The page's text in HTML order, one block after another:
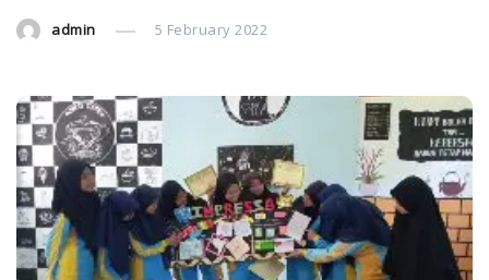
admin 5 February 2022